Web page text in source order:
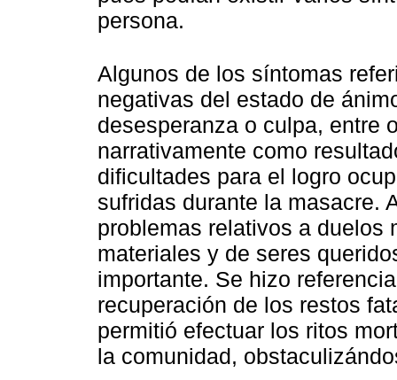
persona.
Algunos de los síntomas
negativas del estado de
desesperanza o culpa, entre
narrativamente como
dificultades para el logro
sufridas durante la masacre.
problemas relativos a duelos
materiales y de seres
importante. Se hizo
recuperación de los restos
permitió efectuar los ritos
la comunidad,